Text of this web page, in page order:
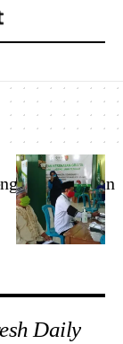
Beri Layanan
Daily